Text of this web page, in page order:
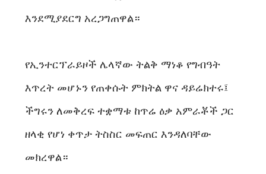
እንደሚያደርግ አረጋግጠዋል።
የኢንተርፕራይዞች ሌላኛው ትልቅ ማነቆ የግብዓት
እጥረት መሆኑን የጠቀሱት ምክትል ዋና ዳይሬክተሩ፤
ችግሩን ለመቅረፍ ተቋማቱ ከጥሬ ዕቃ አምራቾች ጋር
ዘላቂ የሆነ ቀጥታ ትስስር መፍጠር እንዳለባቸው
መክረዋል።